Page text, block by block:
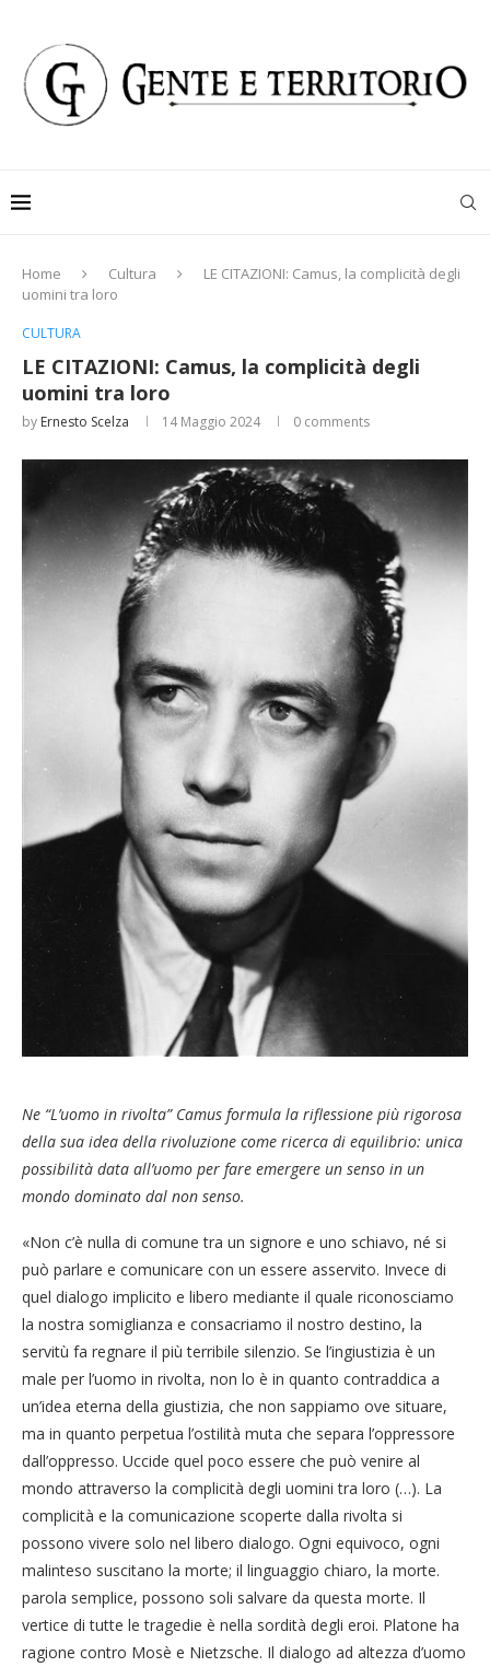
Home Cultura
LE CITAZIONI: Camus, la complicità degli
uomini tra loro
CULTURA
LE CITAZIONI: Camus, la complicità degli
uomini tra loro
by Ernesto Scelza 14 Maggio 2024 0 comments
Ne “L’uomo in rivolta” Camus formula la riflessione più rigorosa
della sua idea della rivoluzione come ricerca di equilibrio: unica
possibilità data all’uomo per fare emergere un senso in un
mondo dominato dal non senso.
«Non c’è nulla di comune tra un signore e uno schiavo, né si
può parlare e comunicare con un essere asservito. Invece di
quel dialogo implicito e libero mediante il quale riconosciamo
la nostra somiglianza e consacriamo il nostro destino, la
servitù fa regnare il più terribile silenzio. Se l’ingiustizia è un
male per l’uomo in rivolta, non lo è in quanto contraddica a
un’idea eterna della giustizia, che non sappiamo ove situare,
ma in quanto perpetua l’ostilità muta che separa l’oppressore
dall’oppresso. Uccide quel poco essere che può venire al
mondo attraverso la complicità degli uomini tra loro (…). La
complicità e la comunicazione scoperte dalla rivolta si
possono vivere solo nel libero dialogo. Ogni equivoco, ogni
malinteso suscitano la morte; il linguaggio chiaro, la morte.
parola semplice, possono soli salvare da questa morte. Il
vertice di tutte le tragedie è nella sordità degli eroi. Platone ha
ragione contro Mosè e Nietzsche. Il dialogo ad altezza d’uomo